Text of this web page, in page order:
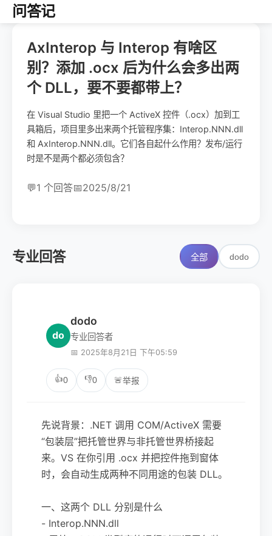
问答记
AxInterop 与 Interop 有啥区
别？添加 .ocx 后为什么会多出两
个 DLL，要不要都带上？
在 Visual Studio 里把一个 ActiveX 控件（.ocx）加到工
具箱后，项目里多出来两个托管程序集：Interop.NNN.dll
和 AxInterop.NNN.dll。它们各自起什么作用？发布/运行
时是不是两个都必须包含？
💬1 个回答📅2025/8/21
专业回答 全部 dodo
do
dodo
专业回答者
📅 2025年8月21日 下午05:59
👍0 👎0 🚨举报
先说背景：.NET 调用 COM/ActiveX 需要
“包装层”把托管世界与非托管世界桥接起
来。VS 在你引用 .ocx 并把控件拖到窗体
时，会自动生成两种不同用途的包装 DLL。
一、这两个 DLL 分别是什么
- Interop.NNN.dll